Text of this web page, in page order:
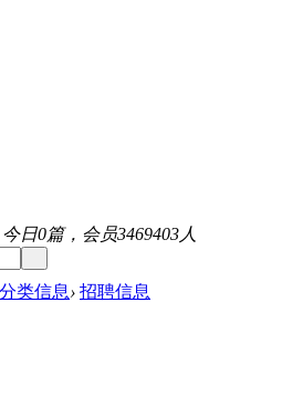
日0篇，会员3469403人
分类信息› 招聘信息